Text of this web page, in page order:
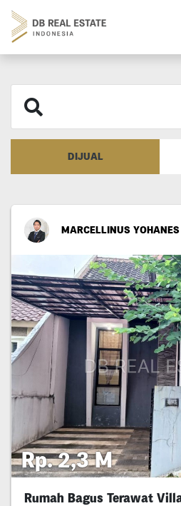
DIJUAL
MARCELLINUS YOHANES
Rp. 2,3 M
Rumah Bagus Terawat